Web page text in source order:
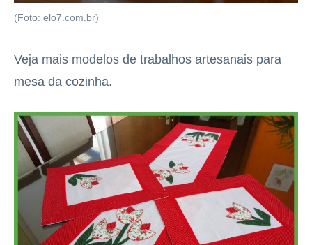
(Foto: elo7.com.br)
Veja mais modelos de trabalhos artesanais para
mesa da cozinha.